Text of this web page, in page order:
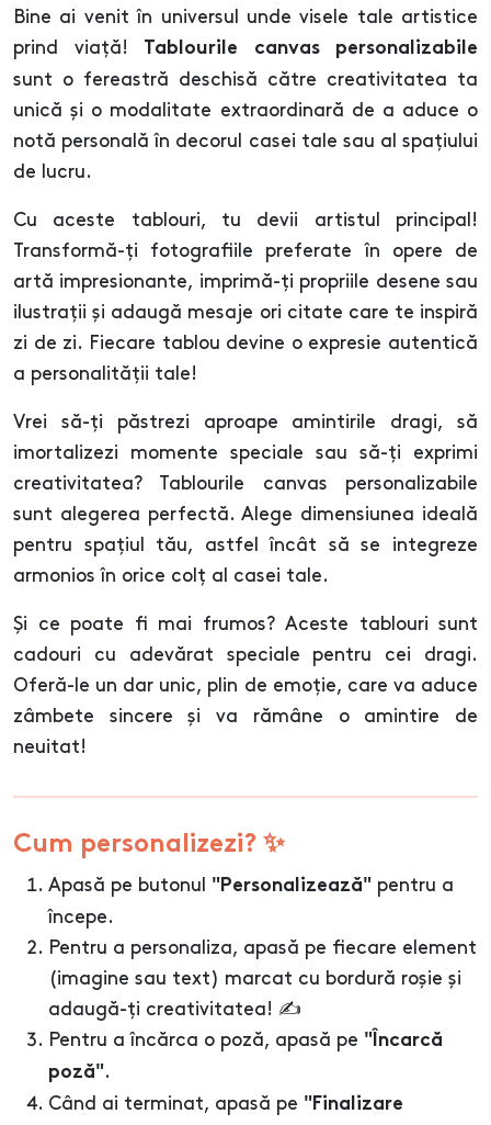
Bine ai venit în universul unde visele tale artistice
prind viață!
Tablourile canvas personalizabile
sunt o fereastră deschisă către creativitatea ta
unică și o modalitate extraordinară de a aduce o
notă personală în decorul casei tale sau al spațiului
de lucru.
Cu aceste tablouri, tu devii artistul principal!
Transformă-ți fotografiile preferate în opere de
artă impresionante, imprimă-ți propriile desene sau
ilustrații și adaugă mesaje ori citate care te inspiră
zi de zi. Fiecare tablou devine o expresie autentică
a personalității tale!
Vrei să-ți păstrezi aproape amintirile dragi, să
imortalizezi momente speciale sau să-ți exprimi
creativitatea? Tablourile canvas personalizabile
sunt alegerea perfectă. Alege dimensiunea ideală
pentru spațiul tău, astfel încât să se integreze
armonios în orice colț al casei tale.
Și ce poate fi mai frumos? Aceste tablouri sunt
cadouri cu adevărat speciale pentru cei dragi.
Oferă-le un dar unic, plin de emoție, care va aduce
zâmbete sincere și va rămâne o amintire de
neuitat!
Cum personalizezi? ✨
Apasă pe butonul "Personalizează" pentru a
începe.
Pentru a personaliza, apasă pe fiecare element
(imagine sau text) marcat cu bordură roșie și
adaugă-ți creativitatea! ✍️
Pentru a încărca o poză, apasă pe "Încarcă
poză".
Când ai terminat, apasă pe "Finalizare